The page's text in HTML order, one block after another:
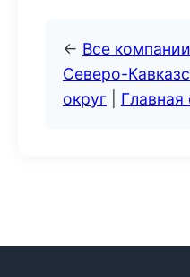
← Все
Северо-
округ
Главная